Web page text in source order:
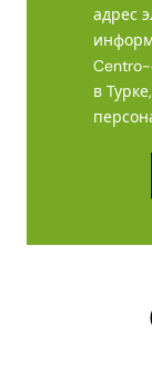
адрес
Centro-
в